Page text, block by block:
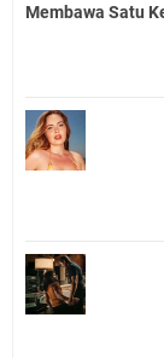
Membawa Satu